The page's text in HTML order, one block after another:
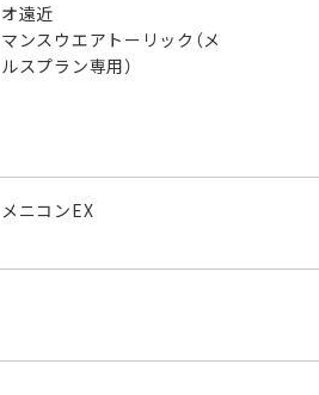
オ遠近
マンスウエアトーリック（メ
ルスプラン専用）
メニコンEX